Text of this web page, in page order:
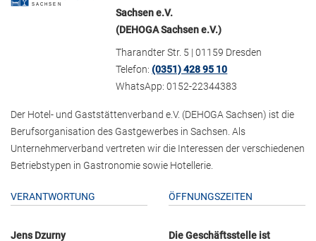
Sachsen e.V.
(DEHOGA Sachsen e.V.)
Tharandter Str. 5 | 01159 Dresden
Telefon:(0351) 428 95 10
WhatsApp: 0152-22344383
Der Hotel- und Gaststättenverband e.V. (DEHOGA Sachsen) ist die
Berufsorganisation des Gastgewerbes in Sachsen. Als
Unternehmerverband vertreten wir die Interessen der verschiedenen
Betriebstypen in Gastronomie sowie Hotellerie.
VERANTWORTUNG
Jens Dzurny
ÖFFNUNGSZEITEN
Die Geschäftsstelle ist